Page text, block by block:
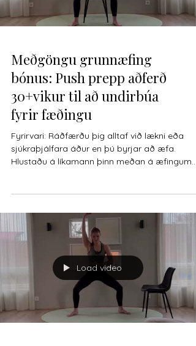
Meðgöngu grunnæfing
bónus: Push prepp aðferð
30+vikur til að undirbúa
fyrir fæðingu
Fyrirvari: Ráðfærðu þig alltaf við lækni eða
sjúkraþjálfara áður en þú byrjar að æfa.
Hlustaðu á líkamann þinn meðan á æfingum
Load video